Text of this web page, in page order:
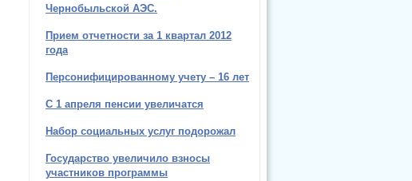
Чернобыльской АЭС.
Прием отчетности за 1 квартал 2012
года
Персонифицированному учету – 16 лет
С 1 апреля пенсии увеличатся
Набор социальных услуг подорожал
Государство увеличило взносы
участников программы